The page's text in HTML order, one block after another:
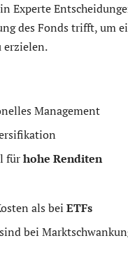
Experte
des Fonds trifft, um
erzielen.
Management
fürhohe Renditen
als bei ETFs
bei